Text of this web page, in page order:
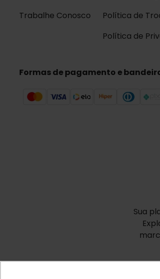
Trabalhe Conosco
Política de
Política de
Formas de pagamento e
Sua